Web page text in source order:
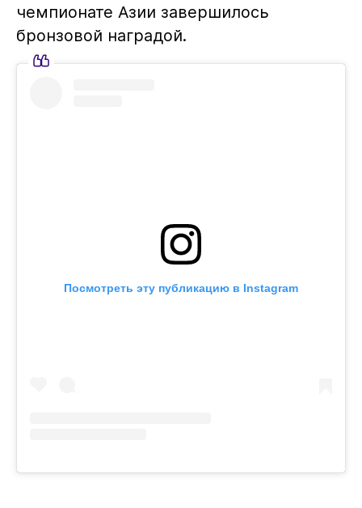
чемпионате Азии завершилось
бронзовой наградой.
Посмотреть эту публикацию в Instagram